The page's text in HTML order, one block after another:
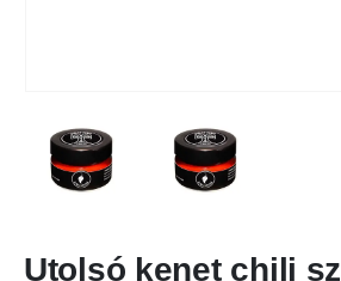
Utolsó kenet chili